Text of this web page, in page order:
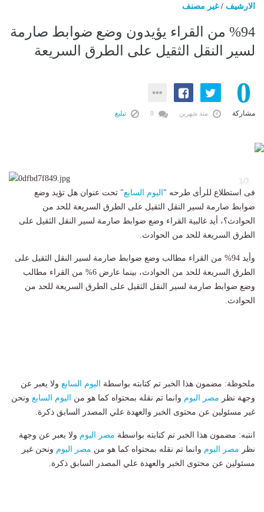
الارشيف /غير مصنف
%94 من القراء يؤيدون وضع ضوابط صارمة
لسير النقل الثقيل على الطرق السريعة
0
مشاركة منذ شهرين تبليغ
1/2
فى استطلاع للرأى طرحه " اليوم السابع" تحت عنوان هل تؤيد وضع
ضوابط صارمة لسير النقل الثقيل على الطرق السريعة للحد من
الحوادث؟، أيد غالبية القراء وضع ضوابط صارمة لسير النقل الثقيل على
الطرق السريعة للحد من الحوادث.
وأيد 94% من القراء مطالب وضع ضوابط صارمة لسير النقل الثقيل على
الطرق السريعة للحد من الحوادث، بينما عارض 6% من القراء مطالب
وضع ضوابط صارمة لسير النقل الثقيل على الطرق السريعة للحد من
الحوادث.
ملحوظة: مضمون هذا الخبر تم كتابته بواسطة اليوم السابع ولا يعبر عن
وجهة نظر مصر اليوم وانما تم نقله بمحتواه كما هو من اليوم السابع ونحن
غير مسئولين عن محتوى الخبر والعهدة علي المصدر السابق ذكرة.
انتبه: مضمون هذا الخبر تم كتابته بواسطة مصر اليوم ولا يعبر عن وجهة
نظر مصر اليوم وانما تم نقله بمحتواه كما هو من مصر اليوم ونحن غير
مسئولين عن محتوى الخبر والعهدة علي المصدر السابق ذكرة.